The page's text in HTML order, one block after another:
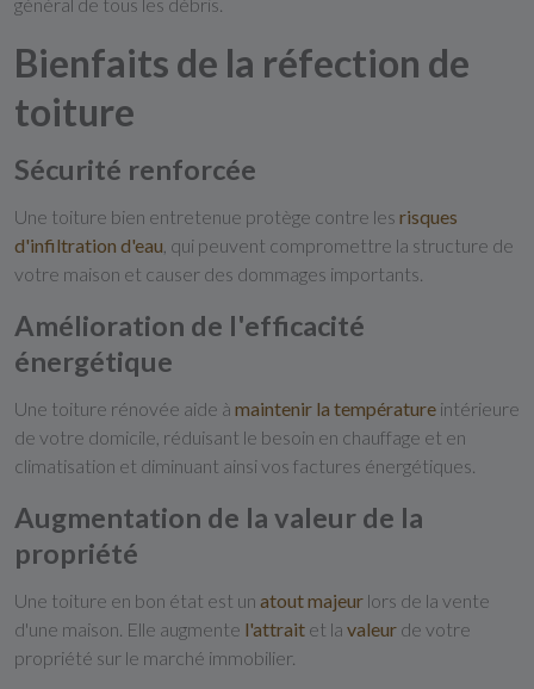
Bienfaits de la réfection de
toiture
Sécurité renforcée
Une toiture bien entretenue protège contre les risques
d'infiltration d'eau , qui peuvent compromettre la structure de
votre maison et causer des dommages importants.
Amélioration de l'efficacité
énergétique
Une toiture rénovée aide à maintenir la température intérieure
de votre domicile, réduisant le besoin en chauffage et en
climatisation et diminuant ainsi vos factures énergétiques.
Augmentation de la valeur de la
propriété
Une toiture en bon état est un atoutmajeur lors de la vente
d'une maison. Elle augmente l'attrait et la valeur de votre
propriété sur le marché immobilier.